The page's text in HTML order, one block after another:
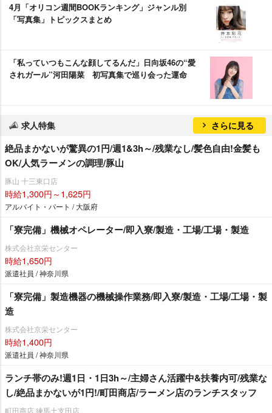
4月「オリコン週間BOOKランキング」ジャンル別
「写真集」トピックスまとめ
「私っていつもこんな顔してるんだ」日向坂46の“愛
されガール”河田陽菜 初写真集で巡り会った運命
求人特集 さらに見る
絶品まかないが驚異の1円/週1&3h～/残業なし/髪色自由!金髪も
OK/人気ラーメンの調理/豚山
豚山 十三東口店
時給1,300円～1,625円
アルバイト・パート / 大阪府
「寮完備」機械オペレーター/即入寮/製造・工場/工場・製造
株式会社京栄センター
時給1,650円
派遣社員 / 神奈川県
「寮完備」製造機器の機械操作業務/即入寮/製造・工場/工場・製
造
株式会社京栄センター
時給1,400円
派遣社員 / 神奈川県
ランチ帯のみ!週1日・1日3h～/主婦さん活躍中&扶養内可/残業な
し/絶品まかないが1円!/町田商店/ラーメン店のランチスタッフ
町田商店 練馬土支田店